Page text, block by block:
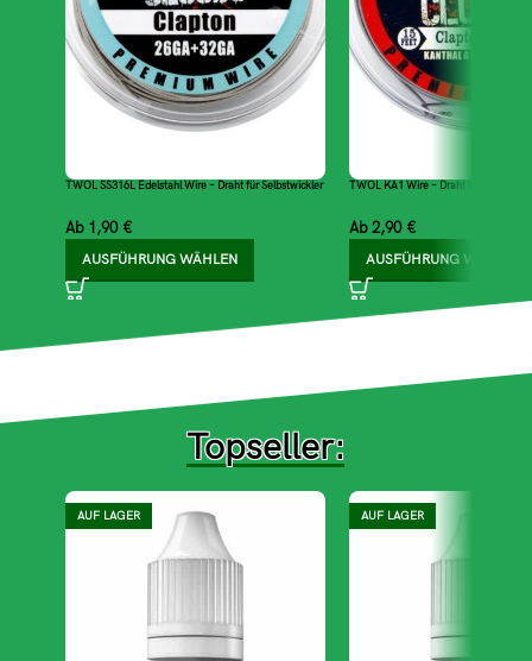
TWOL SS316L Edelstahl Wire – Draht für Selbstwickler
Ab 1,90 € *
AUSFÜHRUNG WÄHLEN
TWOL KA1 Wire – Draht für
Ab2,90 € *
AUSFÜHRUNG WÄHLEN
Topseller:
AUF LAGER AUF LAGER